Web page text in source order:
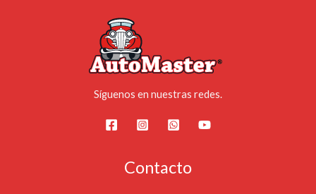
Síguenos en nuestras redes.
Contacto